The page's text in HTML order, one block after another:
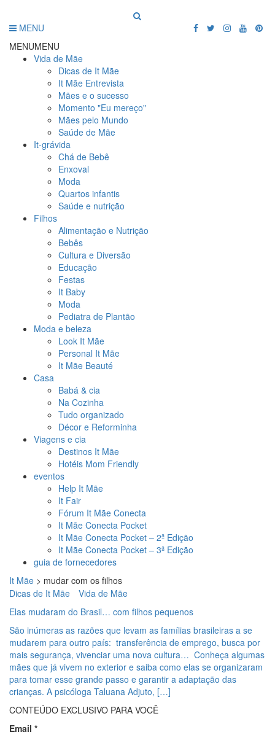
MENU
MENUMENU
Vida de Mãe
Dicas de It Mãe
It Mãe Entrevista
Mães e o sucesso
Momento "Eu mereço"
Mães pelo Mundo
Saúde de Mãe
It-grávida
Chá de Bebê
Enxoval
Moda
Quartos infantis
Saúde e nutrição
Filhos
Alimentação e Nutrição
Bebês
Cultura e Diversão
Educação
Festas
It Baby
Moda
Pediatra de Plantão
Moda e beleza
Look It Mãe
Personal It Mãe
It Mãe Beauté
Casa
Babá & cia
Na Cozinha
Tudo organizado
Décor e Reforminha
Viagens e cia
Destinos It Mãe
Hotéis Mom Friendly
eventos
Help It Mãe
It Fair
Fórum It Mãe Conecta
It Mãe Conecta Pocket
It Mãe Conecta Pocket – 2ª Edição
It Mãe Conecta Pocket – 3ª Edição
guia de fornecedores
It Mãe > mudar com os filhos
Dicas de It Mãe
Vida de Mãe
Elas mudaram do Brasil… com filhos pequenos
São inúmeras as razões que levam as famílias brasileiras a se
mudarem para outro país: transferência de emprego, busca por
mais segurança, vivenciar uma nova cultura… Conheça algumas
mães que já vivem no exterior e saiba como elas se organizaram
para tomar esse grande passo e garantir a adaptação das
crianças. A psicóloga Taluana Adjuto, […]
CONTEÚDO EXCLUSIVO PARA VOCÊ
Email *